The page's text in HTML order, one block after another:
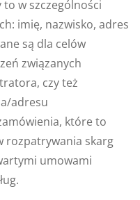
w szczególności
imię, nazwisko, adres
są dla celów
związanych
czy też
adresu
które to
rozpatrywania skarg
umowami